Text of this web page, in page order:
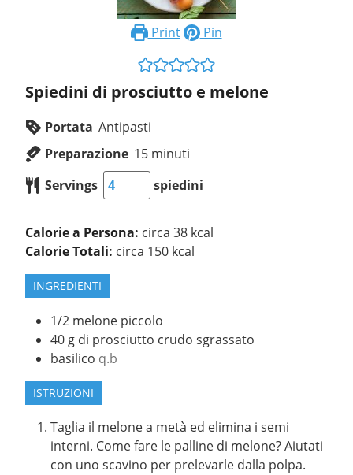
Print Pin
Spiedini di prosciutto e melone
Portata Antipasti
Preparazione 15 minuti
Servings
spiedini
Calorie a Persona: circa 38 kcal
Calorie Totali: circa 150 kcal
INGREDIENTI
1/2 melone piccolo
40 g di prosciutto crudo sgrassato
basilico q.b
ISTRUZIONI
Taglia il melone a metà ed elimina i semi
interni. Come fare le palline di melone? Aiutati
con uno scavino per prelevarle dalla polpa.